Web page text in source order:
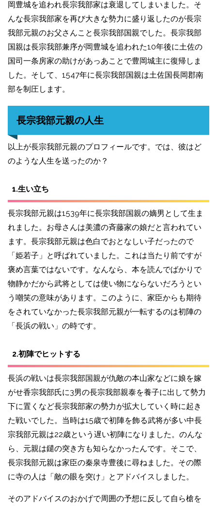
岡豊城を追われ長宗我部家は衰退してしまいました。そ
んな長宗我部家を再び大きな勢力に盛り返したのが長宗
我部元親のお父さんこと長宗我部国親でした。長宗我部
国親は長宗我部兼序が岡豊城を追われた10年後に土佐の
国司一条房家の助けがあっあことで豊岡城主に復帰しま
した。そして、1547年に長宗我部国親は土佐国長岡郡南
部を制圧します。
長宗我部元親の人生
以上が長宗我部元親のプロフィールです。では、彼はど
のような人生を送ったのか？
1.生い立ち
長宗我部元親は1539年に長宗我部国親の嫡男として生ま
れました。お母さんは美濃の斉藤家の娘だと言われてい
ます。長宗我部元親は色白でおとなしい子だったので
「姫若子」と呼ばれていました。これは当たり前ですが
褒め言葉ではないです。なんなら、本を読んでばかりで
物静かだから武将としては使い物にならないだろうとい
う嘲笑の意味があります。このように、家臣からも期待
をされていなかった長宗我部元親が一転するのは初陣の
「長浜の戦い」の時です。
2.初陣でヒットする
長浜の戦いは長宗我部国親が仇敵の本山家などに娘を嫁
がせ香宗我部氏に3男の長宗我部親泰を養子に出して勢力
下に置くなど長宗我部家の勢力が拡大していく時に起き
た戦いでした。当時は15歳で初陣を飾る武将が多い中長
宗我部元親は22歳という遅い初陣になりました。のんな
ら、元親は鑓の突き方も知らなかったんです。そこで、
長宗我部元親は家臣の秦泉寺豊後に尋ねました。その際
に寺の人は「敵の眼を突け」とアドバイスしました。
そのアドバイスのおかげで周囲の予想に反して自ら槍を